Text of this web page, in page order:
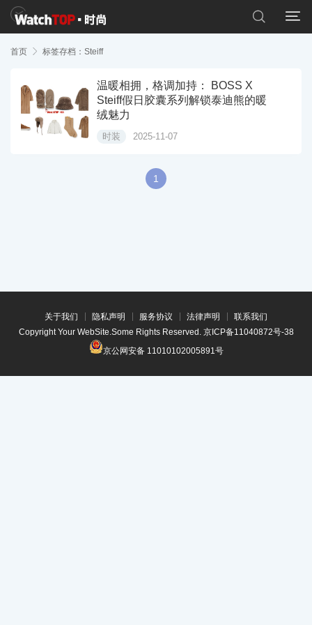


首页  标签存档：Steiff
温暖相拥，格调加持： BOSS X
Steiff假日胶囊系列解锁泰迪熊的暖
绒魅力
时装 2025-11-07
1
关于我们 隐私声明 服务协议 法律声明
联系我们
Copyright Your WebSite.Some Rights Reserved. 京ICP备11040872号-38
京公网安备 11010102005891号